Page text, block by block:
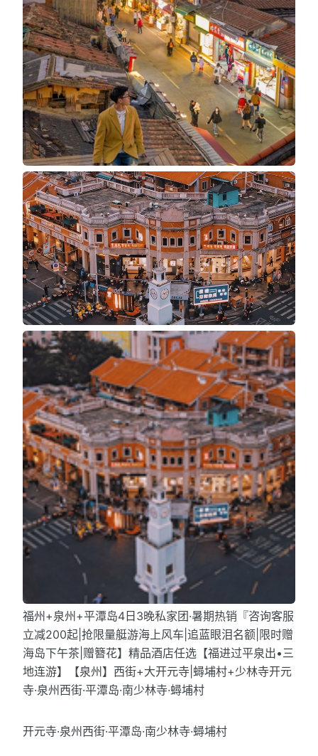
福州+泉州+平潭岛4日3晚私家团·暑期热销『咨询客服
立减200起|抢限量艇游海上风车|追蓝眼泪名额|限时赠
海岛下午茶|赠簪花】精品酒店任选【福进过平泉出•三
地连游】【泉州】西街+大开元寺|蟳埔村+少林寺开元
寺·泉州西街·平潭岛·南少林寺·蟳埔村
开元寺·泉州西街·平潭岛·南少林寺·蟳埔村